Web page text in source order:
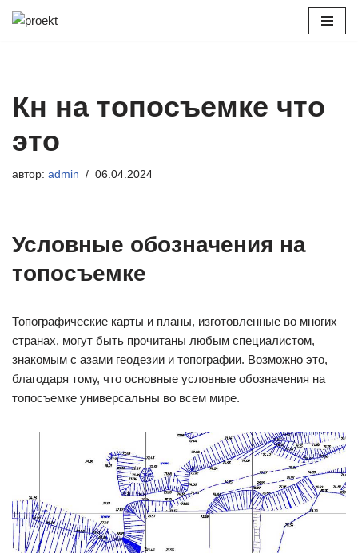
Кн на топосъемке что
это
автор: admin 06.04.2024
Условные обозначения на
топосъемке
Топографические карты и планы, изготовленные во многих
странах, могут быть прочитаны любым специалистом,
знакомым с азами геодезии и топографии. Возможно это,
благодаря тому, что основные условные обозначения на
топосъемке универсальны во всем мире.